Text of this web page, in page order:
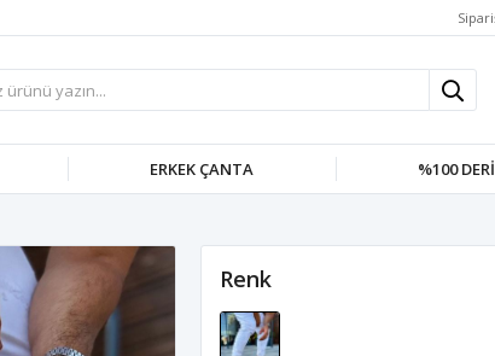
ERKEK ÇANTA %100
Renk